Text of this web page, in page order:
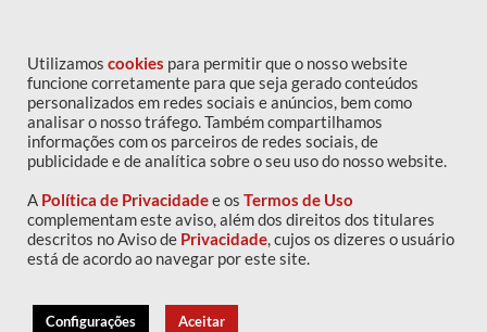
FALE CONOSCO
Copyright © 2016 IPOG - Todos os direitos reservados
Política de privacidade
Utilizamos cookies para permitir que o nosso website
funcione corretamente para que seja gerado conteúdos
personalizados em redes sociais e anúncios, bem como
analisar o nosso tráfego. Também compartilhamos
informações com os parceiros de redes sociais, de
publicidade e de analítica sobre o seu uso do nosso website.
A Política de Privacidadee os Termos de Uso
complementam este aviso, além dos direitos dos titulares
descritos no Aviso de Privacidade, cujos os dizeres o usuário
está de acordo ao navegar por este site.
Configurações Aceitar